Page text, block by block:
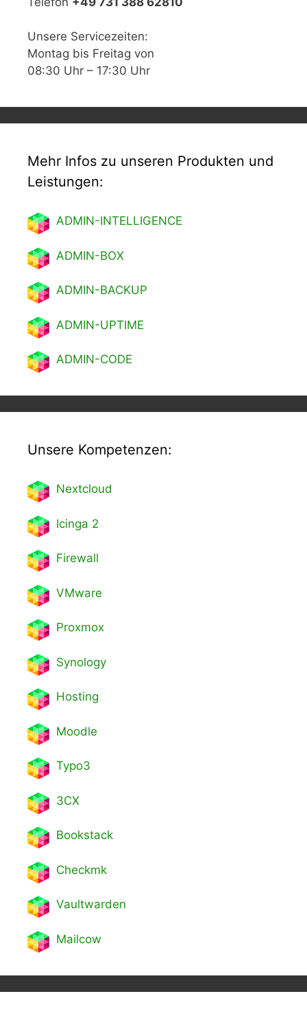
Unsere Servicezeiten:
Montag bis Freitag von
08:30 Uhr – 17:30 Uhr
Mehr Infos zu unseren Produkten und
Leistungen:
ADMIN-INTELLIGENCE
ADMIN-BOX
ADMIN-BACKUP
ADMIN-UPTIME
ADMIN-CODE
Unsere Kompetenzen:
Nextcloud
Icinga 2
Firewall
VMware
Proxmox
Synology
Hosting
Moodle
Typo3
3CX
Bookstack
Checkmk
Vaultwarden
Mailcow